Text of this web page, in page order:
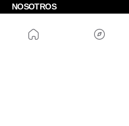
NOSOTROS
Mapa del sitio
Aviso Legal